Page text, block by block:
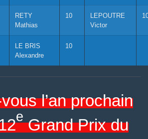
RETY
Mathias
10
LEPOUTRE
Victor
LE BRIS
Alexandre
10
l’an prochain
eGrand Prix du